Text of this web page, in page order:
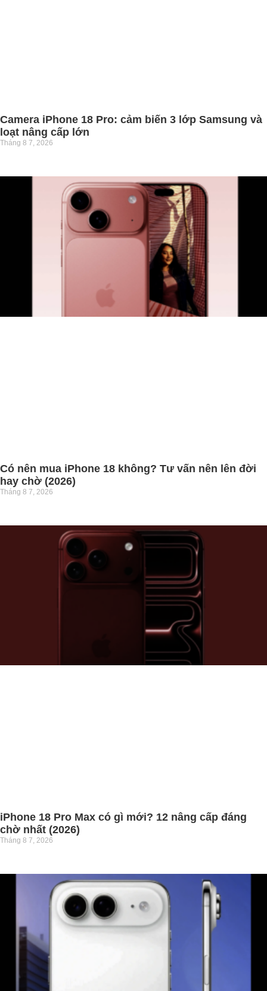
Camera iPhone 18 Pro: cảm biến 3 lớp Samsung và
loạt nâng cấp lớn
Tháng 8 7, 2026
Có nên mua iPhone 18 không? Tư vấn nên lên đời
hay chờ (2026)
Tháng 8 7, 2026
iPhone 18 Pro Max có gì mới? 12 nâng cấp đáng
chờ nhất (2026)
Tháng 8 7, 2026